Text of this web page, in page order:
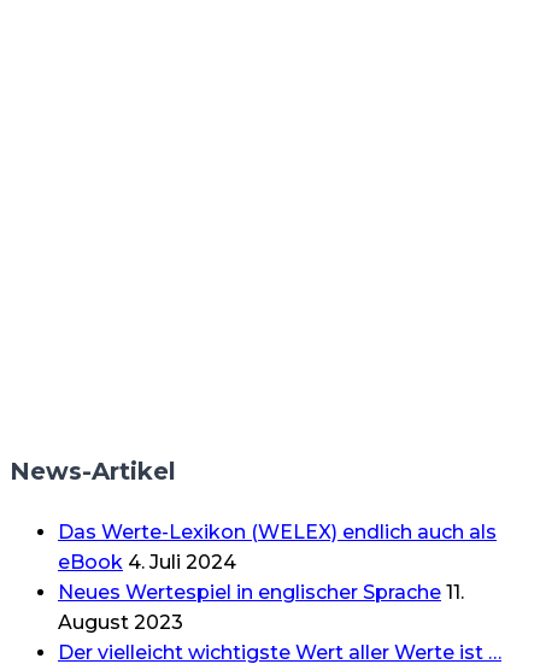
News-Artikel
Das Werte-Lexikon (WELEX) endlich auch als
eBook 4. Juli 2024
Neues Wertespiel in englischer Sprache 11.
August 2023
Der vielleicht wichtigste Wert aller Werte ist …